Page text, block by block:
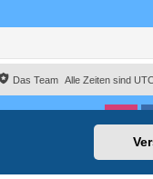
Alle Zeiten sind
Das Team